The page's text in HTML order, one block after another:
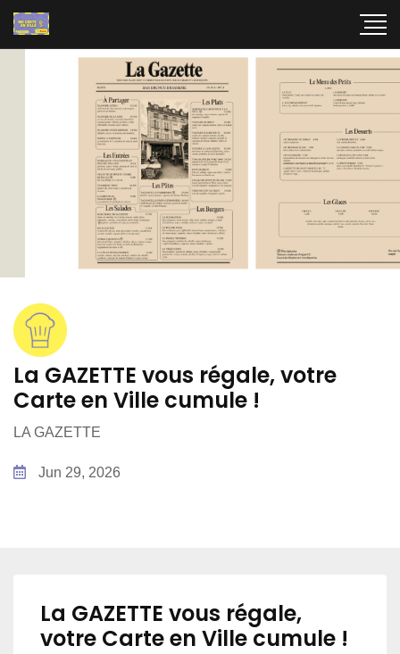
La GAZETTE vous régale, votre
Carte en Ville cumule !
LA GAZETTE
Jun 29, 2026
La GAZETTE vous régale,
votre Carte en Ville cumule !